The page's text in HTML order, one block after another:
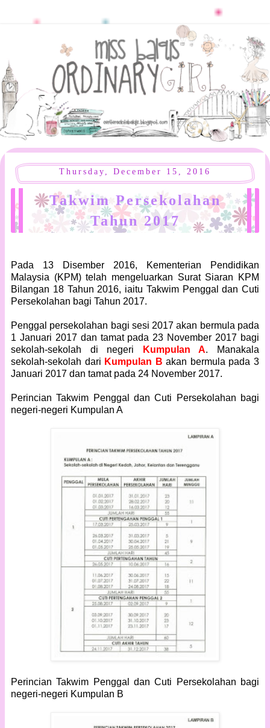
Thursday, December 15, 2016
Takwim Persekolahan
Tahun 2017
Pada 13 Disember 2016, Kementerian Pendidikan
Malaysia (KPM) telah mengeluarkan Surat Siaran KPM
Bilangan 18 Tahun 2016, iaitu Takwim Penggal dan Cuti
Persekolahan bagi Tahun 2017.
Penggal persekolahan bagi sesi 2017 akan bermula pada
1 Januari 2017 dan tamat pada 23 November 2017 bagi
sekolah-sekolah di negeri
Kumpulan A. Manakala
sekolah-sekolah dari Kumpulan B akan bermula pada 3
Januari 2017 dan tamat pada 24 November 2017.
PerincianTakwim Penggal dan Cuti Persekolahan bagi
negeri-negeri Kumpulan A
PerincianTakwim Penggal dan Cuti Persekolahan bagi
negeri-negeri Kumpulan B